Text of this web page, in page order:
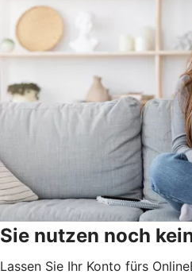
Sie nutzen noch
Lassen Sie Ihr Konto fürs